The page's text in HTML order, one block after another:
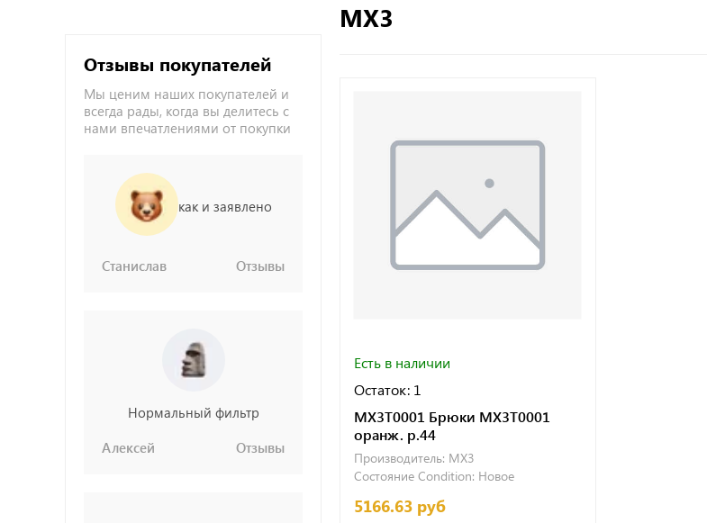
Отзывы покупателей
Мы ценим наших покупателей и
всегда рады, когда вы делитесь с
нами впечатлениями от покупки
как и заявлено
Станислав Отзывы
Нормальный фильтр
Алексей
Отзывы
MX3
Есть в наличии
Остаток: 1
MX3T0001 Брюки MX3T0001
оранж. р.44
Производитель: MX3
Состояние Condition: Новое
5166.63 руб